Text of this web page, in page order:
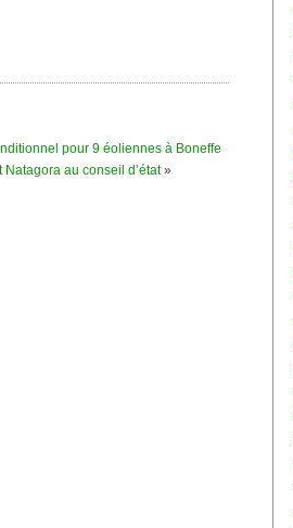
pour 9 éoliennes à Boneffe
au conseil d’état»